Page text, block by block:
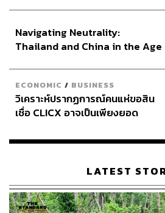
Navigating Neutrality:
Thailand and China in the Age
ECONOMIC / BUSINESS
วิเคราะห์ปรากฏการณ์คนแห่ขอสิน
เชื่อ CLICX อาจเป็นเพียงยอด
เรือนไทยที่ถูกซุกไว้
LATEST